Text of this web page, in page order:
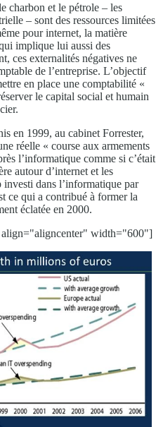
charbon et le pétrole – les
– sont des ressources limitées
pour internet, la matière
implique lui aussi des
ces externalités négatives ne
de l’entreprise. L’objectif
en place une comptabilité «
le capital social et humain
en 1999, au cabinet Forrester,
réelle « course aux armements
l’informatique comme si c’était
autour d’internet et les
investi dans l’informatique par
ce qui a contribué à former la
éclatée en 2000.
width="600"]